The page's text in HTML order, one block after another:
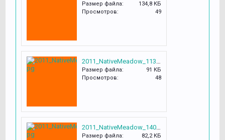
Размер файла:
134,8 КБ
Просмотров:
49
2011_NativeMeadow_113_med.jpg
Размер файла:
91 КБ
Просмотров:
48
2011_NativeMeadow_140_copy.jpg
Размер файла:
82,2 КБ